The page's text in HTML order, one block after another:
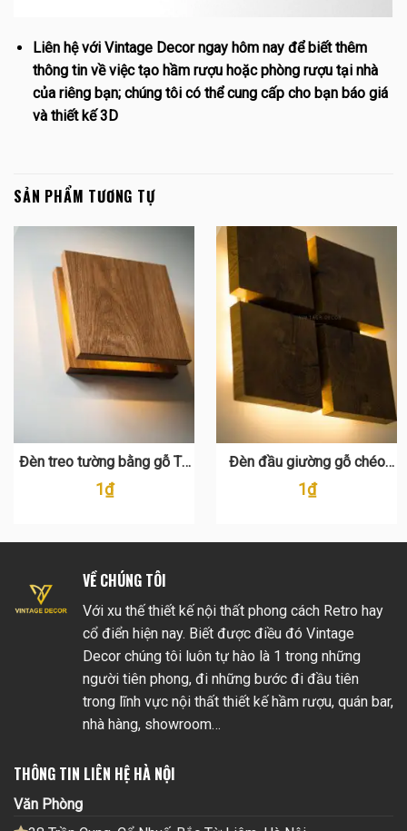
Liên hệ với Vintage Decor ngay hôm nay để biết thêm
thông tin về việc tạo hầm rượu hoặc phòng rượu tại nhà
của riêng bạn; chúng tôi có thể cung cấp cho bạn báo giá
và thiết kế 3D
SẢN PHẨM TƯƠNG TỰ
Đèn treo tường bằng gỗ TT
100
1₫
Đèn đầu giường gỗ chéo
tường. đèn treo tường TT
110
1₫
VỀ CHÚNG TÔI
Với xu thế thiết kế nội thất phong cách Retro hay
cổ điển hiện nay. Biết được điều đó Vintage
Decor chúng tôi luôn tự hào là 1 trong những
người tiên phong, đi những bước đi đầu tiên
trong lĩnh vực nội thất thiết kế hầm rượu, quán bar,
nhà hàng, showroom…
THÔNG TIN LIÊN HỆ HÀ NỘI
Văn Phòng